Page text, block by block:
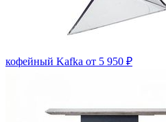
кофейный Kafka от 5 950 ₽